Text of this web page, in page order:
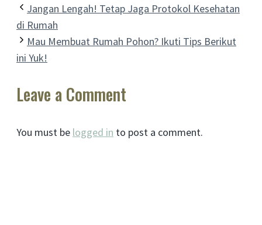
Jangan Lengah! Tetap Jaga Protokol Kesehatan
di Rumah
Mau Membuat Rumah Pohon? Ikuti Tips Berikut
ini Yuk!
Leave a Comment
You must be logged in to post a comment.